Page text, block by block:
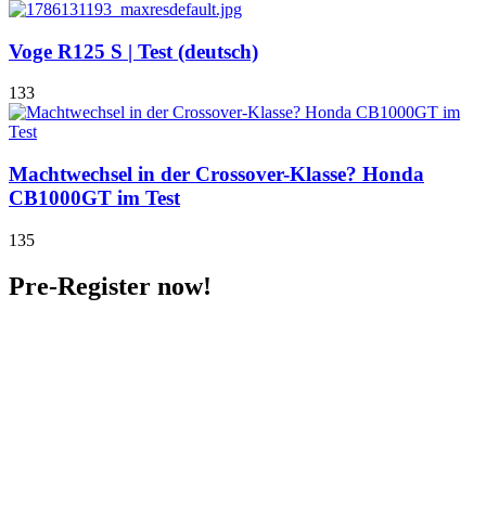
Voge R125 S | Test (deutsch)
133
Machtwechsel in der Crossover-Klasse? Honda
CB1000GT im Test
135
Pre-Register now!